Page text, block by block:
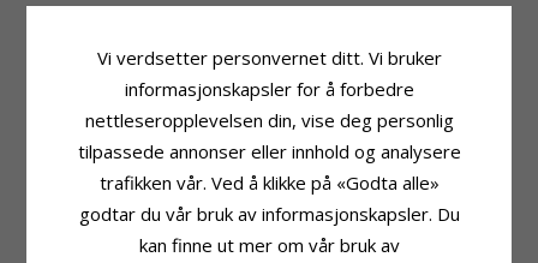
Scrouples
Øredobber
Edelmetall:8 Karat
Overflate:Blank
Diameter:
8,2 mm
Leveringstid
Leveringstid:
Ca. 5-10 Hverdager
MEST POPULÆRE PRODUKTER I
KATEGORIEN
Vi verdsetter personvernet ditt. Vi bruker
informasjonskapsler for å forbedre
nettleseropplevelsen din, vise deg personlig
tilpassede annonser eller innhold og analysere
trafikken vår. Ved å klikke på «Godta alle»
godtar du vår bruk av informasjonskapsler. Du
kan finne ut mer om vår bruk av